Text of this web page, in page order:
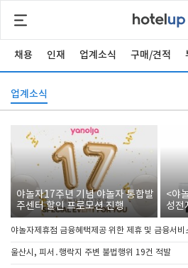
채용 인재 업계소식 구매/견적
업계소식
야놀자17주년 기념 야놀자 통합발
주센터 할인 프로모션 진행
<야
성전
야놀자제휴점 금융혜택제공 위한 제휴 및 금융서비
울산시, 피서․행락지 주변 불법행위 19건 적발